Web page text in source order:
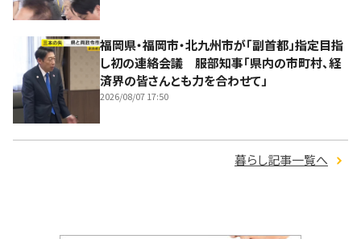
福岡県・福岡市・北九州市が「副首都」指定目指
し初の連絡会議 服部知事「県内の市町村、経
済界の皆さんとも力を合わせて」
2026/08/07 17:50
暮らし記事一覧へ